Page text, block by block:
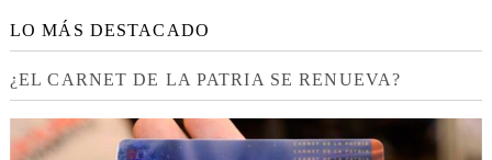
LO MÁS DESTACADO
¿EL CARNET DE LA PATRIA SE RENUEVA?